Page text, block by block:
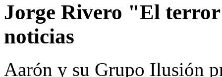
Jorge Rivero "El
noticias
Aarón y su Grupo Ilusión